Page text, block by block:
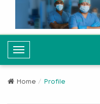
T
o
Home Profile